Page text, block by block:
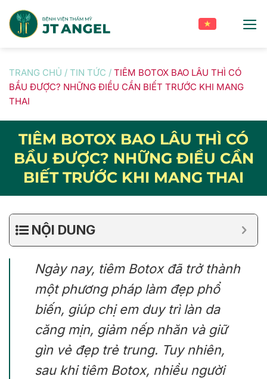
content
TRANG CHỦ / TIN TỨC / TIÊM BOTOX BAO LÂU THÌ CÓ
BẦU ĐƯỢC? NHỮNG ĐIỀU CẦN BIẾT TRƯỚC KHI MANG
THAI
TIÊM BOTOX BAO LÂU THÌ CÓ
BẦU ĐƯỢC? NHỮNG ĐIỀU CẦN
BIẾT TRƯỚC KHI MANG THAI
NỘI DUNG
Ngày nay, tiêm Botox đã trở thành
một phương pháp làm đẹp phổ
biến, giúp chị em duy trì làn da
căng mịn, giảm nếp nhăn và giữ
gìn vẻ đẹp trẻ trung. Tuy nhiên,
sau khi tiêm Botox, nhiều người